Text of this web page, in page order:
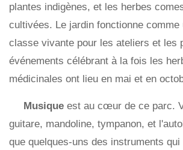
plantes indigènes, et les herbes
cultivées. Le jardin fonctionne comme
classe vivante pour les ateliers et les
événements célébrant à la fois les
médicinales ont lieu en mai et en
Musique est au cœur de ce parc.
guitare, mandoline, tympanon, et
que quelques-uns des instruments